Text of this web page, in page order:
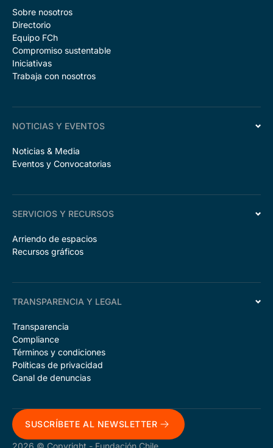
Sobre nosotros
Directorio
Equipo FCh
Compromiso sustentable
Iniciativas
Trabaja con nosotros
NOTICIAS Y EVENTOS
Noticias & Media
Eventos y Convocatorias
SERVICIOS Y RECURSOS
Arriendo de espacios
Recursos gráficos
TRANSPARENCIA Y LEGAL
Transparencia
Compliance
Términos y condiciones
Políticas de privacidad
Canal de denuncias
SUSCRÍBETE AL NEWSLETTER
2026 © Copyright - Fundación Chile